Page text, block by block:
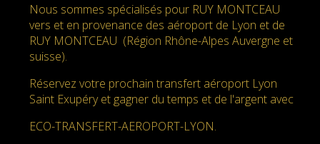
Nous sommes spécialisés pour RUY MONTCEAU
vers et en provenance des aéroport de Lyon et de
RUY MONTCEAU (Région Rhône-Alpes Auvergne et
suisse).
Réservez votre prochain transfert aéroport Lyon
Saint Exupéry et gagner du temps et de l'argent avec
ECO-TRANSFERT-AEROPORT-LYON.